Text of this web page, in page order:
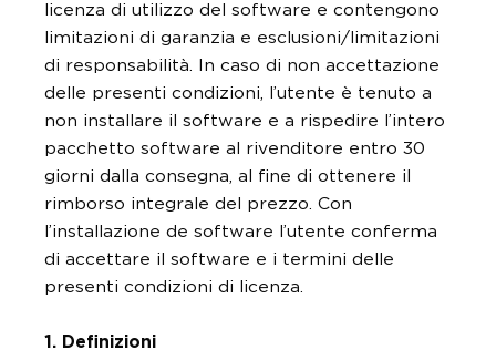
licenza di utilizzo del software e contengono
limitazioni di garanzia e esclusioni/limitazioni
di responsabilità. In caso di non accettazione
delle presenti condizioni, l’utente è tenuto a
non installare il software e a rispedire l’intero
pacchetto software al rivenditore entro 30
giorni dalla consegna, al fine di ottenere il
rimborso integrale del prezzo. Con
l’installazione de software l’utente conferma
di accettare il software e i termini delle
presenti condizioni di licenza.
1. Definizioni